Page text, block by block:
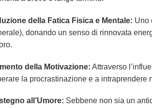
della Fatica Fisica e Mentale: Uno
donando un senso di rinnovata
della Motivazione: Attraverso
la procrastinazione e a intraprendere
all’Umore: Sebbene non sia un